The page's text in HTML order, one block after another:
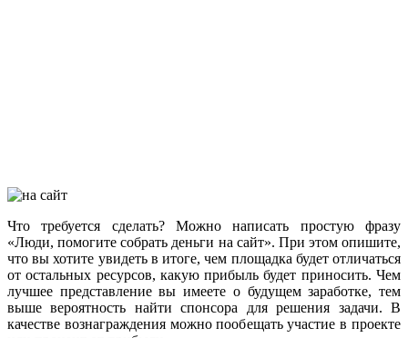
Что требуется сделать? Можно написать простую фразу
«Люди, помогите собрать деньги на сайт». При этом опишите,
что вы хотите увидеть в итоге, чем площадка будет отличаться
от остальных ресурсов, какую прибыль будет приносить. Чем
лучшее представление вы имеете о будущем заработке, тем
выше вероятность найти спонсора для решения задачи. В
качестве вознаграждения можно пообещать участие в проекте